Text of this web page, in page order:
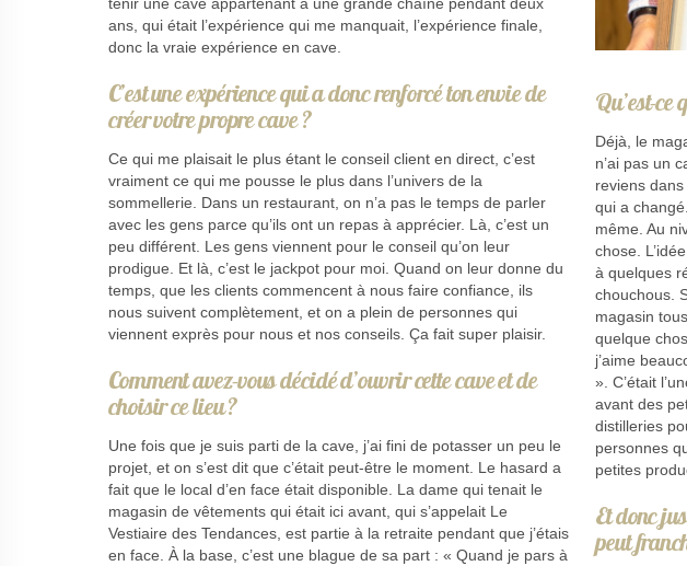
ans, qui était l’expérience qui me manquait, l’expérience finale,
donc la vraie expérience en cave.
C’est une expérience qui a donc renforcé ton envie de
créer votre propre cave ?
Ce qui me plaisait le plus étant le conseil client en direct, c’est
vraiment ce qui me pousse le plus dans l’univers de la
sommellerie. Dans un restaurant, on n’a pas le temps de parler
avec les gens parce qu’ils ont un repas à apprécier. Là, c’est un
peu différent. Les gens viennent pour le conseil qu’on leur
prodigue. Et là, c’est le jackpot pour moi. Quand on leur donne du
temps, que les clients commencent à nous faire confiance, ils
nous suivent complètement, et on a plein de personnes qui
viennent exprès pour nous et nos conseils. Ça fait super plaisir.
Comment avez-vous décidé d’ouvrir cette cave et de
choisir ce lieu ?
Une fois que je suis parti de la cave, j’ai fini de potasser un peu le
projet, et on s’est dit que c’était peut-être le moment. Le hasard a
fait que le local d’en face était disponible. La dame qui tenait le
magasin de vêtements qui était ici avant, qui s’appelait Le
Vestiaire des Tendances, est partie à la retraite pendant que j’étais
en face. À la base, c’est une blague de sa part : « Quand je pars à
Qu’est-
Déjà, le
n’ai pas un
reviens
qui a
même. Au
chose.
à quelques
chouchous.
magasin
quelque
j’aime
». C’était
avant des
distilleries
personnes
petites
Et donc
peut